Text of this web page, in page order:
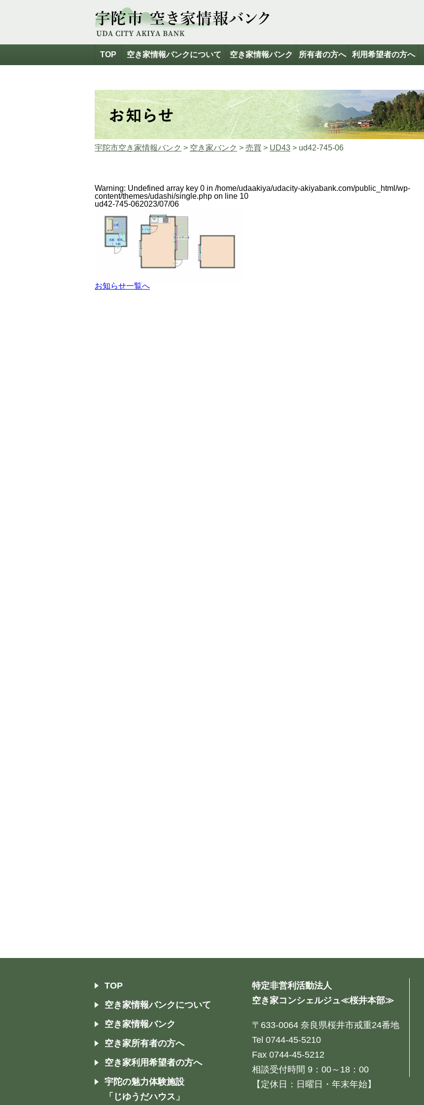
TOP 空き家情報バンクについて 空き家情報バンク 所有者の方へ 利用希望者の方へ
宇陀市空き家情報バンク > 空き家バンク > 売買 > UD43 > ud42-745-06
Warning: Undefined array key 0 in /home/udaakiya/udacity-akiyabank.com/public_html/wp-
content/themes/udashi/single.php on line 10
ud42-745-062023/07/06
お知らせ一覧へ
TOP
空き家情報バンクについて
空き家情報バンク
空き家所有者の方へ
空き家利用希望者の方へ
宇陀の魅力体験施設
「じゆうだハウス」
特定非営利活動法人
空き家コンシェルジュ≪桜井本部≫
〒633-0064 奈良県桜井市戒重24番地
Tel 0744-45-5210
Fax 0744-45-5212
相談受付時間 9：00～18：00
【定休日：日曜日・年末年始】